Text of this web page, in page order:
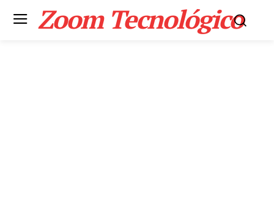
Zoom Tecnológico